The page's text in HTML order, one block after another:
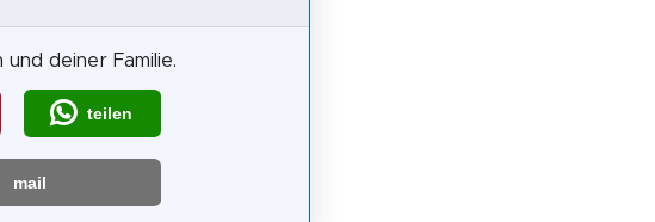
deiner Familie.
teilen
mail